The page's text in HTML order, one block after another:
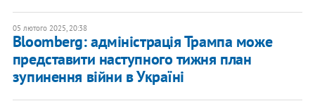
05 лютого 2025, 20:38
Bloomberg: адміністрація Трампа може
представити наступного тижня план
зупинення війни в Україні